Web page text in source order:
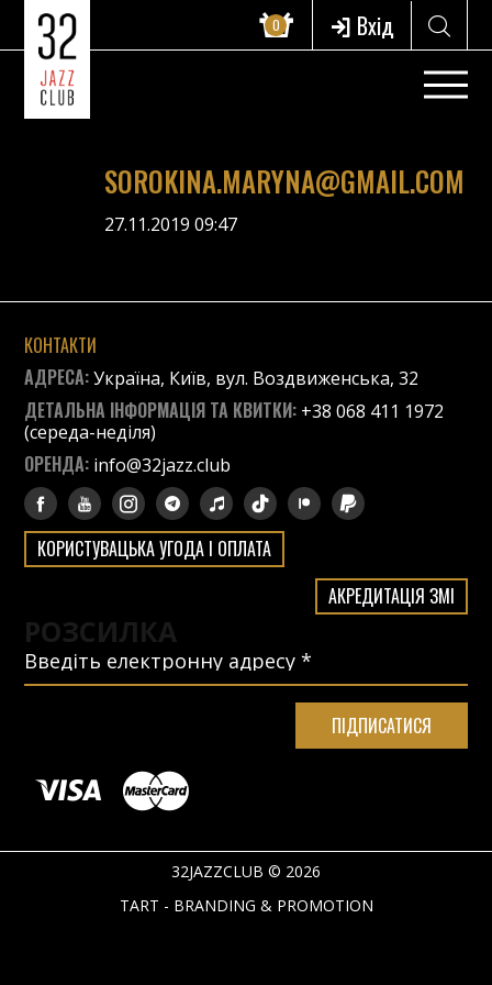
0 Вхід
SOROKINA.MARYNA@GMAIL.COM
27.11.2019 09:47
КОНТАКТИ
АДРЕСА:Україна, Київ, вул. Воздвиженська, 32
ДЕТАЛЬНА ІНФОРМАЦІЯ ТА КВИТКИ: +38 068 411 1972
(середа-неділя)
ОРЕНДА: info@32jazz.club
КОРИСТУВАЦЬКА УГОДА І ОПЛАТА
АКРЕДИТАЦІЯ ЗМІ
РОЗСИЛКА
32JAZZCLUB © 2026
TART - BRANDING & PROMOTION